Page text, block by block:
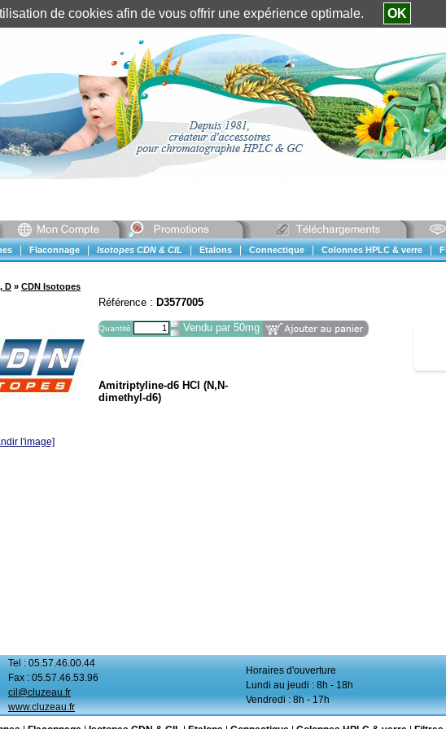
Identification client ||Mon compte
Flaconnage Isotopes CDN & CIL Etalons Connectique Colonnes HPLC & verre
D » CDN Isotopes
l'image]
Référence : D3577005
Quantité Vendu par 50mg
Amitriptyline-d6 HCl (N,N-
dimethyl-d6)
Tel : 05.57.46.00.44
Fax : 05.57.46.53.96
cil@cluzeau.fr
www.cluzeau.fr
Horaires d'ouverture
Lundi au jeudi : 8h - 18h
Vendredi : 8h - 17h
de cookies afin de vous offrir une expérience optimale. OK